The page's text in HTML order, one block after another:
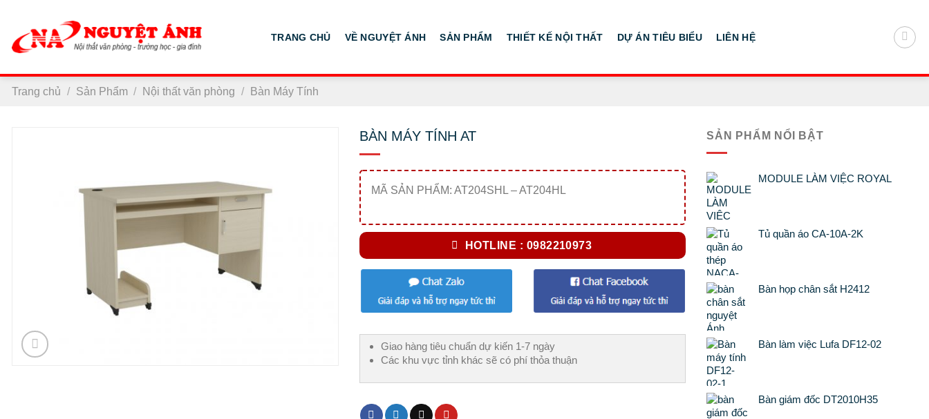
nội
TRANG CHỦ VỀ NGUYỆT ÁNH SẢN PHẨM THIẾT KẾ NỘI THẤT DỰ ÁN TIÊU BIỂU LIÊN HỆ
Trang chủ / Sản Phẩm / Nội thất văn phòng / Bàn Máy Tính
BÀN MÁY TÍNH AT
MÃ SẢN PHẨM: AT204SHL – AT204HL
HOTLINE : 0982210973
Giao hàng tiêu chuẩn dự kiến 1-7 ngày
Các khu vực tỉnh khác sẽ có phí thỏa thuận
SẢN PHẨM NỔI BẬT
MODULE LÀM VIỆC ROYAL
Tủ quần áo CA-10A-2K
Bàn họp chân sắt H2412
Bàn làm việc Lufa DF12-02
Bàn giám đốc DT2010H35